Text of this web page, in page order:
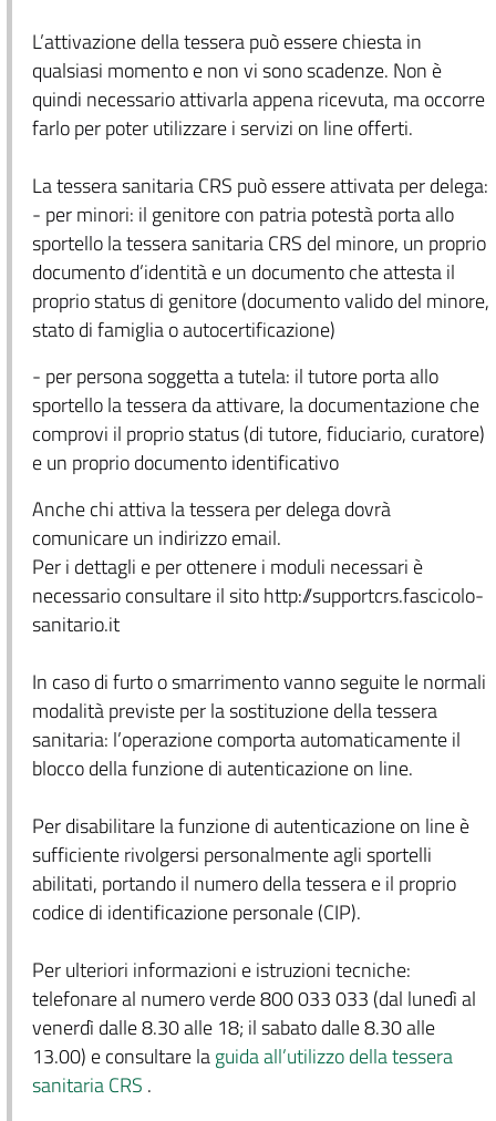
L’attivazione della tessera può essere chiesta in
qualsiasi momento e non vi sono scadenze. Non è
quindi necessario attivarla appena ricevuta, ma occorre
farlo per poter utilizzare i servizi on line offerti.
La tessera sanitaria CRS può essere attivata per delega:
- per minori: il genitore con patria potestà porta allo
sportello la tessera sanitaria CRS del minore, un proprio
documento d’identità e un documento che attesta il
proprio status di genitore (documento valido del minore,
stato di famiglia o autocertificazione)
- per persona soggetta a tutela: il tutore porta allo
sportello la tessera da attivare, la documentazione che
comprovi il proprio status (di tutore, fiduciario, curatore)
e un proprio documento identificativo
Anche chi attiva la tessera per delega dovrà
comunicare un indirizzo email.
Per i dettagli e per ottenere i moduli necessari è
necessario consultare il sito http://supportcrs.fascicolo-
sanitario.it
In caso di furto o smarrimento vanno seguite le normali
modalità previste per la sostituzione della tessera
sanitaria: l’operazione comporta automaticamente il
blocco della funzione di autenticazione on line.
Per disabilitare la funzione di autenticazione on line è
sufficiente rivolgersi personalmente agli sportelli
abilitati, portando il numero della tessera e il proprio
codice di identificazione personale (CIP).
Per ulteriori informazioni e istruzioni tecniche:
telefonare al numero verde 800 033 033 (dal lunedì al
venerdì dalle 8.30 alle 18; il sabato dalle 8.30 alle
13.00) e consultare laguida all’utilizzo della tessera
sanitaria CRS .